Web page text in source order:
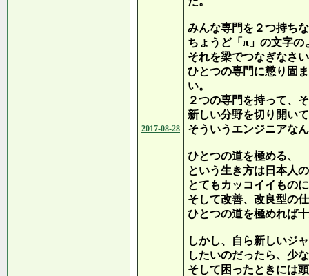
2017-08-28
みんな専門を２つ持ち
ちょうど「π」の文字
それを梁でつなぎなさ
ひとつの専門に懲り固
い。
２つの専門を持って、
新しい分野を切り開い
そういうエンジニアな
ひとつの道を極める、
という生き方は日本人
とてもカッコイイもの
そして改善、改良型の
ひとつの道を極めれば
しかし、自ら新しいジ
したいのだったら、少
そして困ったときには